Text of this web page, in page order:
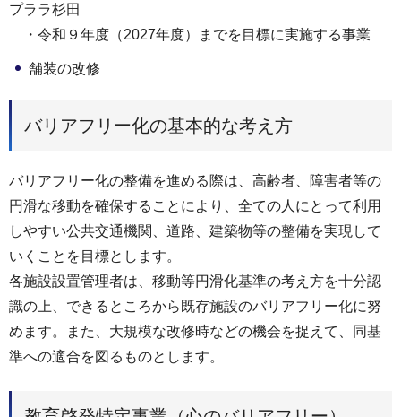
プララ杉田
・令和９年度（2027年度）までを目標に実施する事業
舗装の改修
バリアフリー化の基本的な考え方
バリアフリー化の整備を進める際は、高齢者、障害者等の
円滑な移動を確保することにより、全ての人にとって利用
しやすい公共交通機関、道路、建築物等の整備を実現して
いくことを目標とします。
各施設設置管理者は、移動等円滑化基準の考え方を十分認
識の上、できるところから既存施設のバリアフリー化に努
めます。また、大規模な改修時などの機会を捉えて、同基
準への適合を図るものとします。